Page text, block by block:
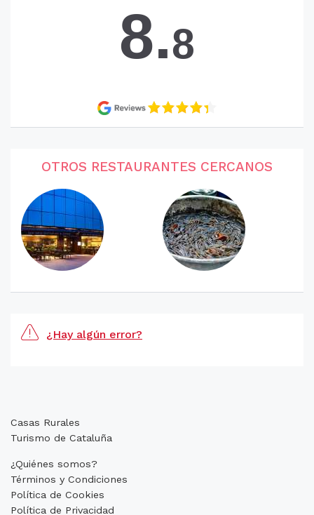
8.8
OTROS RESTAURANTES CERCANOS
¿Hay algún error?
Casas Rurales
Turismo de Cataluña
¿Quiénes somos?
Términos y Condiciones
Política de Cookies
Política de Privacidad